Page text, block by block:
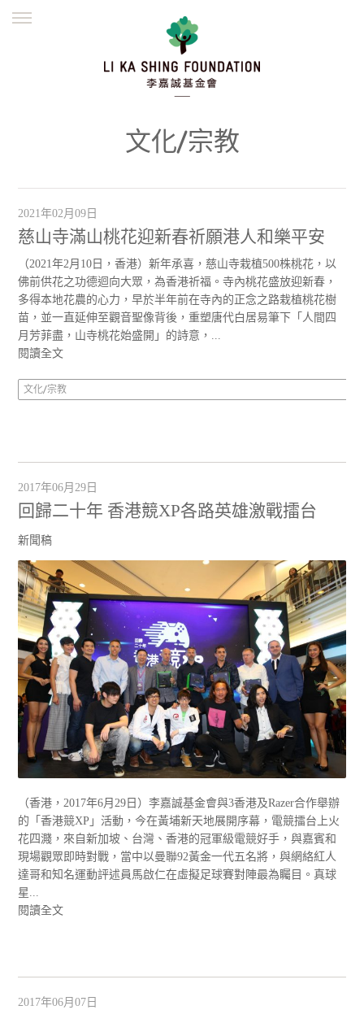
繁體
文化/宗教
2021年02月09日
慈山寺滿山桃花迎新春祈願港人和樂平安
（2021年2月10日，香港）新年承喜，慈山寺栽植500株桃花，以
佛前供花之功德迴向大眾，為香港祈福。寺內桃花盛放迎新春，
多得本地花農的心力，早於半年前在寺內的正念之路栽植桃花樹
苗，並一直延伸至觀音聖像背後，重塑唐代白居易筆下「人間四
月芳菲盡，山寺桃花始盛開」的詩意，...
閱讀全文
文化/宗教
2017年06月29日
回歸二十年 香港競XP各路英雄激戰擂台
新聞稿
（香港，2017年6月29日）李嘉誠基金會與3香港及Razer合作舉辦
的「香港競XP」活動，今在黃埔新天地展開序幕，電競擂台上火
花四濺，來自新加坡、台灣、香港的冠軍級電競好手，與嘉賓和
現場觀眾即時對戰，當中以曼聯92黃金一代五名將，與網絡紅人
達哥和知名運動評述員馬啟仁在虛擬足球賽對陣最為矚目。真球
星...
閱讀全文
2017年06月07日